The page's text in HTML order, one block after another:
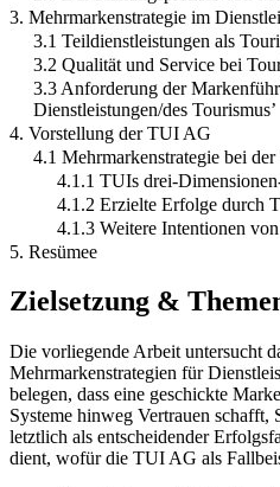
3. Mehrmarkenstrategie im
3.1 Teildienstleistungen als
3.2 Qualität und Service bei
3.3 Anforderung der
Dienstleistungen/des Tourismus’
4. Vorstellung der TUI AG
4.1 Mehrmarkenstrategie bei
4.1.1 TUIs drei-
4.1.2 Erzielte Erfolge durch
4.1.3 Weitere Intentionen
5. Resümee
Zielsetzung &
Die vorliegende Arbeit untersucht
Mehrmarkenstrategien für
belegen, dass eine geschickte
Systeme hinweg Vertrauen schafft,
letztlich als entscheidender
dient, wofür die TUI AG als